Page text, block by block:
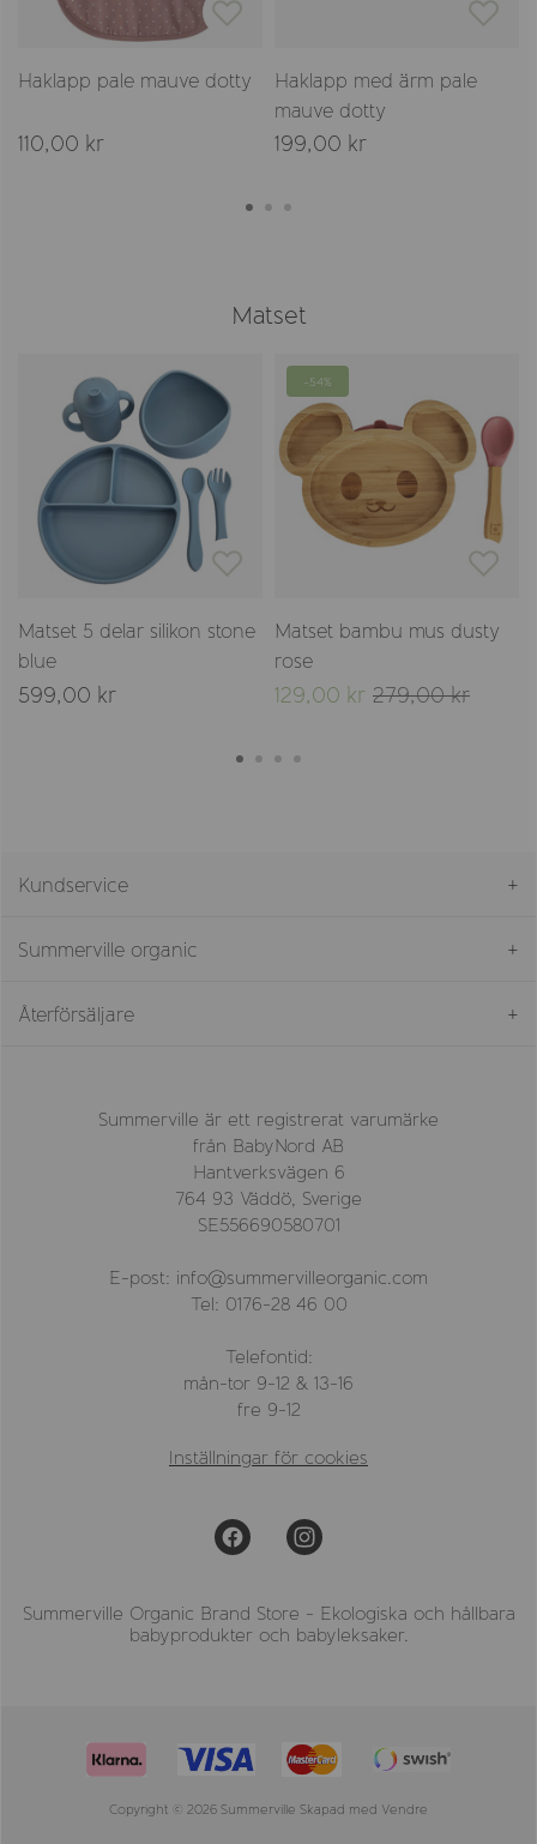
Haklapp pale mauve dotty
110,00 kr
Haklapp med ärm pale
mauve dotty
199,00 kr
Matset
Matset 5 delar silikon stone
blue
599,00 kr
-54%
Matset bambu mus dusty
rose
129,00 kr 279,00 kr
Kundservice
Summerville organic
Återförsäljare
Summerville är ett registrerat varumärke
från BabyNord AB
Hantverksvägen 6
764 93 Väddö, Sverige
SE556690580701
E-post: info@summervilleorganic.com
Tel: 0176-28 46 00
Telefontid:
mån-tor 9-12 & 13-16
fre 9-12
Inställningar för cookies
Summerville Organic Brand Store - Ekologiska och hållbara
babyprodukter och babyleksaker.
Copyright © 2026 Summerville Skapad med Vendre